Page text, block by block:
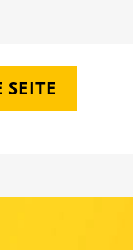
SEITE